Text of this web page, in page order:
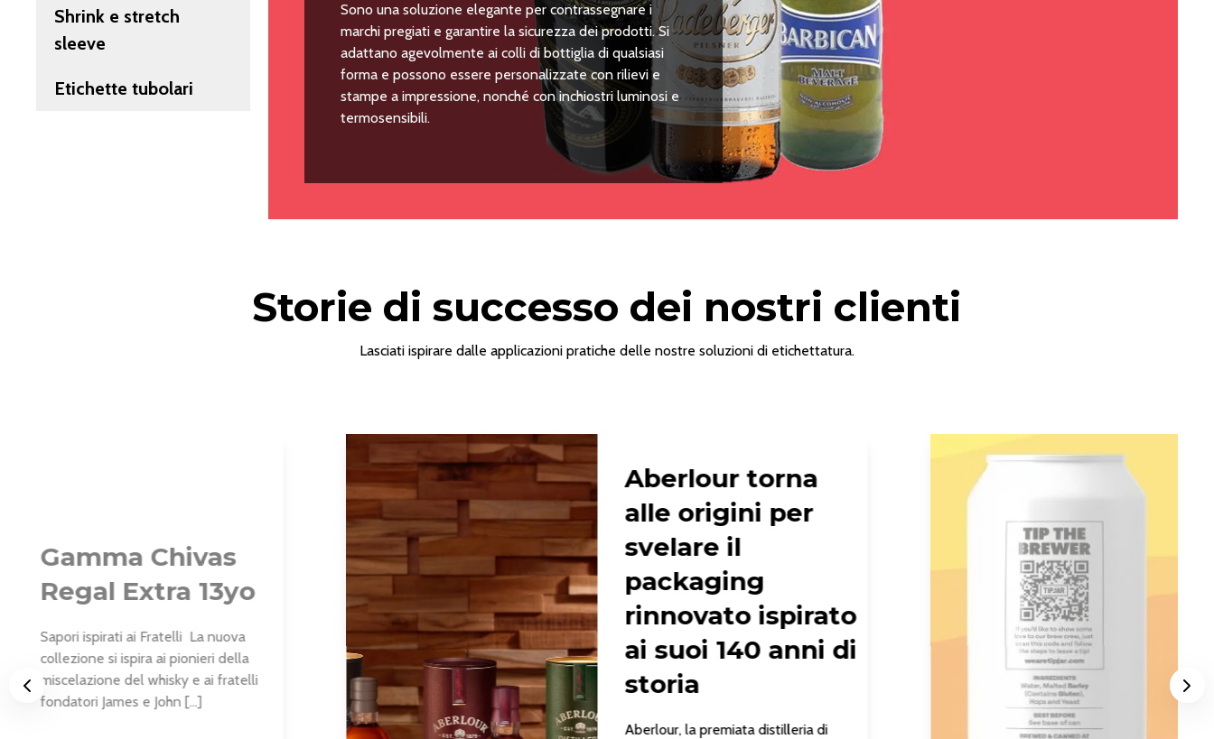
Shrink e stretch
sleeve
Etichette tubolari
Sono una soluzione elegante per contrassegnare i
marchi pregiati e garantire la sicurezza dei prodotti. Si
adattano agevolmente ai colli di bottiglia di qualsiasi
forma e possono essere personalizzate con rilievi e
stampe a impressione, nonché con inchiostri luminosi e
termosensibili.
Storie di successo dei nostri clienti
Lasciati ispirare dalle applicazioni pratiche delle nostre soluzioni di etichettatura.
Aberlour torna
alle origini per
svelare il
packaging
rinnovato ispirato
ai suoi 140 anni di
storia
Aberlour, la premiata distilleria di
Gamma Chivas
Regal Extra 13yo
Sapori ispirati ai Fratelli La nuova
collezione si ispira ai pionieri della
miscelazione del whisky e ai fratelli
fondatori James e John […]
Previous